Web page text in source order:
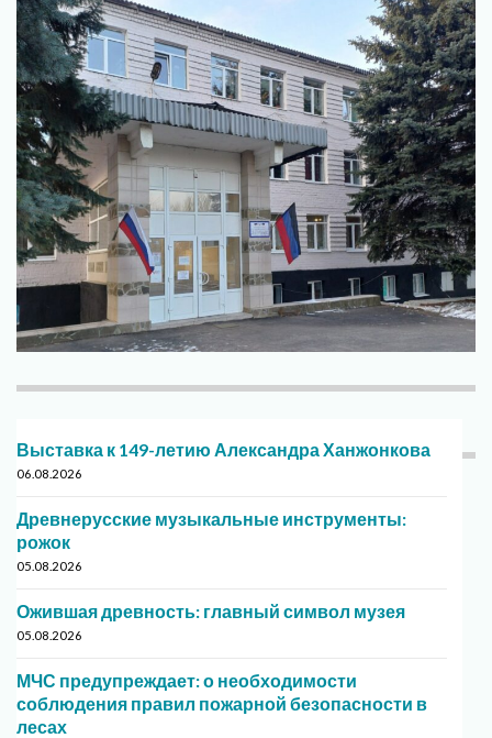
Выставка к 149-летию Александра Ханжонкова
06.08.2026
Древнерусские музыкальные инструменты:
рожок
05.08.2026
Ожившая древность: главный символ музея
05.08.2026
МЧС предупреждает: о необходимости
соблюдения правил пожарной безопасности в
лесах